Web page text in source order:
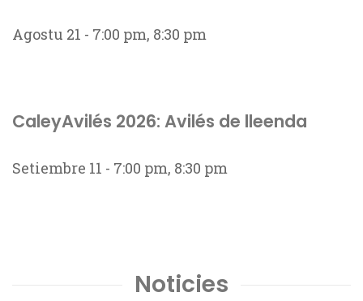
Agostu 21 - 7:00 pm, 8:30 pm
CaleyAvilés 2026: Avilés de lleenda
Setiembre 11 - 7:00 pm, 8:30 pm
Noticies